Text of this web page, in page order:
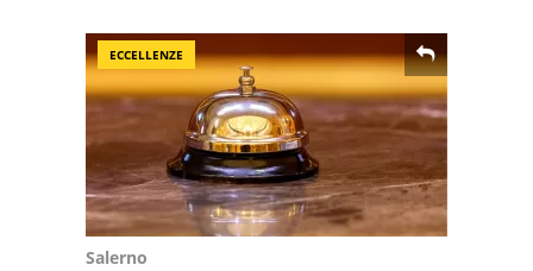
ECCELLENZE
Salerno